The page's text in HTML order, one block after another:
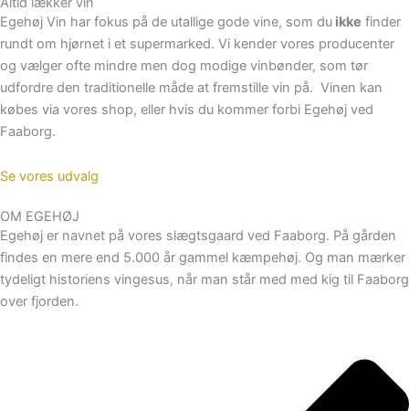
Egehøj Vin har fokus på de utallige gode vine, som du ikke finder
rundt om hjørnet i et supermarked. Vi kender vores producenter
og vælger ofte mindre men dog modige vinbønder, som tør
udfordre den traditionelle måde at fremstille vin på. Vinen kan
købes via vores shop, eller hvis du kommer forbi Egehøj ved
Faaborg.
Se vores udvalg
OM EGEHØJ
Egehøj er navnet på vores slægtsgaard ved Faaborg. På gården
findes en mere end 5.000 år gammel kæmpehøj. Og man mærker
tydeligt historiens vingesus, når man står med med kig til Faaborg
over fjorden.